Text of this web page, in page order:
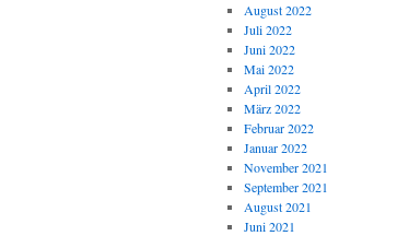
August 2022
Juli 2022
Juni 2022
Mai 2022
April 2022
März 2022
Februar 2022
Januar 2022
November 2021
September 2021
August 2021
Juni 2021